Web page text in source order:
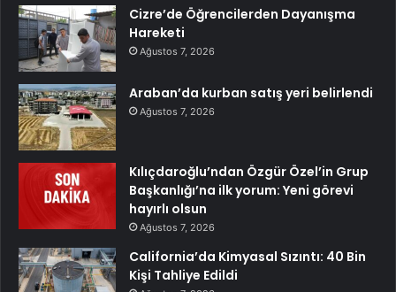
Cizre’de Öğrencilerden Dayanışma
Hareketi
Ağustos 7, 2026
Araban’da kurban satış yeri belirlendi
Ağustos 7, 2026
Kılıçdaroğlu’ndan Özgür Özel’in Grup
Başkanlığı’na ilk yorum: Yeni görevi
hayırlı olsun
Ağustos 7, 2026
California’da Kimyasal Sızıntı: 40 Bin
Kişi Tahliye Edildi